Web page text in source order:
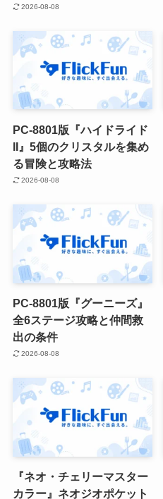
2026-08-08
PC-8801版『ハイドライド
II』5個のクリスタルを集め
る冒険と攻略法
2026-08-08
PC-8801版『グーニーズ』
全6ステージ攻略と仲間救
出の条件
2026-08-08
『ネオ・チェリーマスター
カラー』ネオジオポケット